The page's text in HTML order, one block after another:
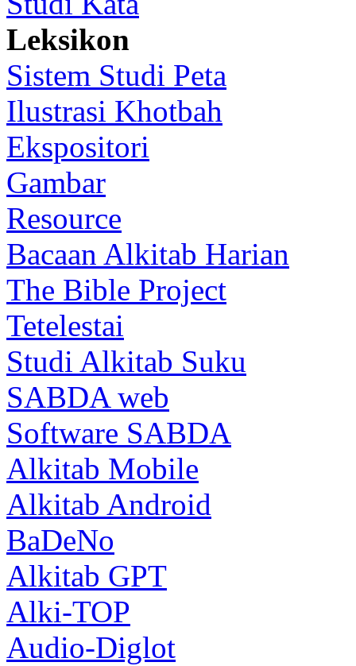
Leksikon
Sistem Studi Peta
Ilustrasi Khotbah
Ekspositori
Gambar
Resource
Bacaan Alkitab Harian
The Bible Project
Tetelestai
Studi Alkitab Suku
SABDA web
Software SABDA
Alkitab Mobile
Alkitab Android
BaDeNo
Alkitab GPT
Alki-TOP
Audio-Diglot